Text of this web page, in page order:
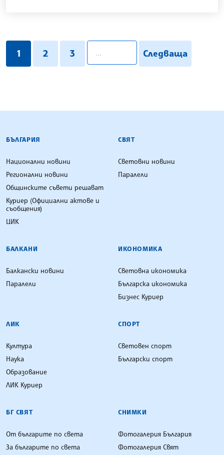
1 2 3 Следваща
БЪЛГАРСКА ТЕЛЕГРАФНА АГЕНЦИЯ
БЪЛГАРИЯ
Национални новини
Регионални новини
Общинските съвети решават
Куриер (Официални актове и
съобщения)
ЦИК
СВЯТ
Световни новини
Паралели
БАЛКАНИ
Балкански новини
Паралели
ИКОНОМИКА
Световна икономика
Българска икономика
Бизнес Куриер
ЛИК
Култура
Наука
Образование
ЛИК Куриер
СПОРТ
Световен спорт
Български спорт
БГ СВЯТ
От българите по света
За българите по света
СНИМКИ
Фотогалерия България
Фотогалерия Свят